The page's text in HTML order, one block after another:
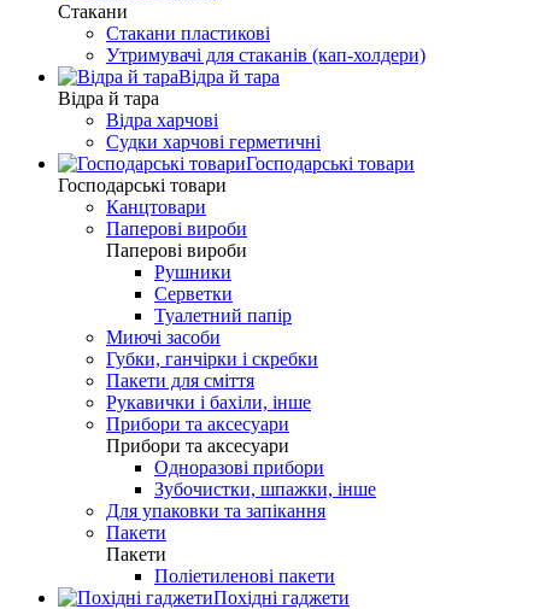
Стакани
Стакани пластикові
Утримувачі для стаканів (кап-холдери)
Відра й тара
Відра й тара
Відра харчові
Судки харчові герметичні
Господарські товари
Господарські товари
Канцтовари
Паперові вироби
Паперові вироби
Рушники
Серветки
Туалетний папір
Миючі засоби
Губки, ганчірки і скребки
Пакети для сміття
Рукавички і бахіли, інше
Прибори та аксесуари
Прибори та аксесуари
Одноразові прибори
Зубочистки, шпажки, інше
Для упаковки та запікання
Пакети
Пакети
Поліетиленові пакети
Похідні гаджети